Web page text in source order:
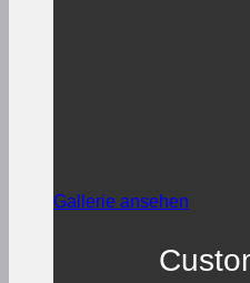
Gallerie ansehen